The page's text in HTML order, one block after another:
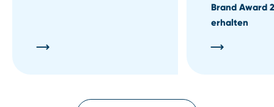
Brand Award
erhalten